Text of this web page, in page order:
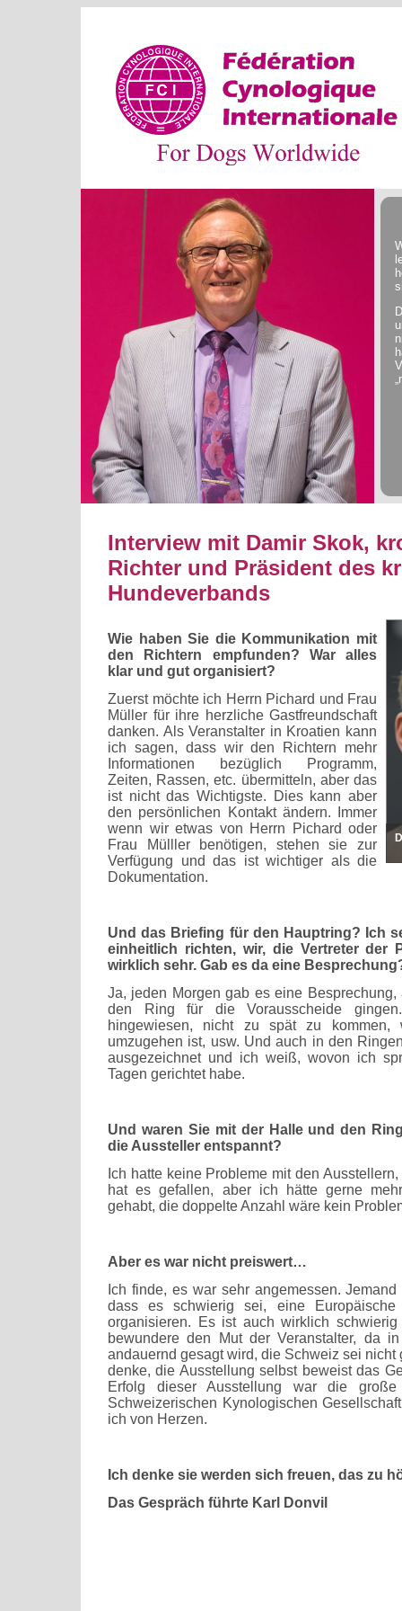
Interview mit Damir Skok,
Richter und Präsident des
Hundeverbands
Wie haben Sie die Kommunikation mit
den Richtern empfunden? War alles
klar und gut organisiert?
Zuerst möchte ich Herrn Pichard und Frau
Müller für ihre herzliche Gastfreundschaft
danken. Als Veranstalter in Kroatien kann
ich sagen, dass wir den Richtern mehr
Informationen bezüglich Programm,
Zeiten, Rassen, etc. übermitteln, aber das
ist nicht das Wichtigste. Dies kann aber
den persönlichen Kontakt ändern. Immer
wenn wir etwas von Herrn Pichard oder
Frau Mülller benötigen, stehen sie zur
Verfügung und das ist wichtiger als die
Dokumentation.
Und das Briefing für den Hauptring? Ich
einheitlich richten, wir, die Vertreter der
wirklich sehr. Gab es da eine
Ja, jeden Morgen gab es eine
den Ring für die Vorausscheide
hingewiesen, nicht zu spät zu
umzugehen ist, usw. Und auch in den
ausgezeichnet und ich weiß, wovon ich
Tagen gerichtet habe.
Und waren Sie mit der Halle und den
die Aussteller entspannt?
Ich hatte keine Probleme mit den
hat es gefallen, aber ich hätte gerne
gehabt, die doppelte Anzahl wäre kein
Aber es war nicht preiswert…
Ich finde, es war sehr angemessen.
dass es schwierig sei, eine Europäische
organisieren. Es ist auch wirklich
bewundere den Mut der Veranstalter, da
andauernd gesagt wird, die Schweiz sei nicht
denke, die Ausstellung selbst beweist das
Erfolg dieser Ausstellung war die große
Schweizerischen Kynologischen
ich von Herzen.
Ich denke sie werden sich freuen, das zu
Das Gespräch führte Karl Donvil